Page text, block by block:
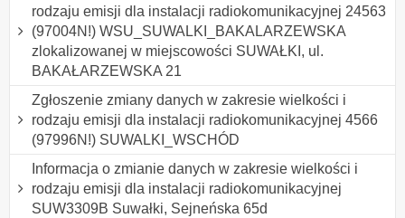
rodzaju emisji dla instalacji radiokomunikacyjnej 24563
(97004N!) WSU_SUWALKI_BAKALARZEWSKA
zlokalizowanej w miejscowości SUWAŁKI, ul.
BAKAŁARZEWSKA 21
Zgłoszenie zmiany danych w zakresie wielkości i
rodzaju emisji dla instalacji radiokomunikacyjnej 4566
(97996N!) SUWALKI_WSCHÓD
Informacja o zmianie danych w zakresie wielkości i
rodzaju emisji dla instalacji radiokomunikacyjnej
SUW3309B Suwałki, Sejneńska 65d